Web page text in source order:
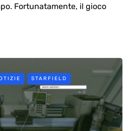
Fortunatamente, il gioco
STARFIELD